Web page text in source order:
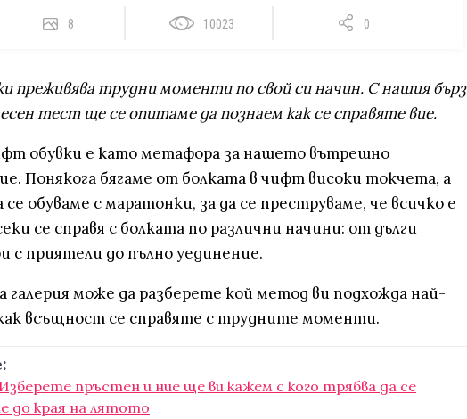
8 10023 0
преживява трудни моменти по свой си начин. С нашия бърз
тест ще се опитаме да познаем как се справяте вие.
обувки е като метафора за нашето вътрешно
Понякога бягаме от болката в чифт високи токчета, а
се обуваме с маратонки, за да се преструваме, че всичко е
се справя с болката по различни начини: от дълги
с приятели до пълно уединение.
галерия може да разберете кой метод ви подхожда най-
всъщност се справяте с трудните моменти.
пръстен и ние ще ви кажем с кого трябва да се
до края на лятото